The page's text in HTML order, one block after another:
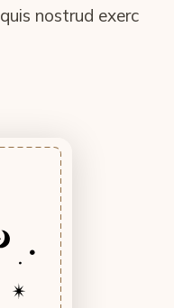
nostrud exerc